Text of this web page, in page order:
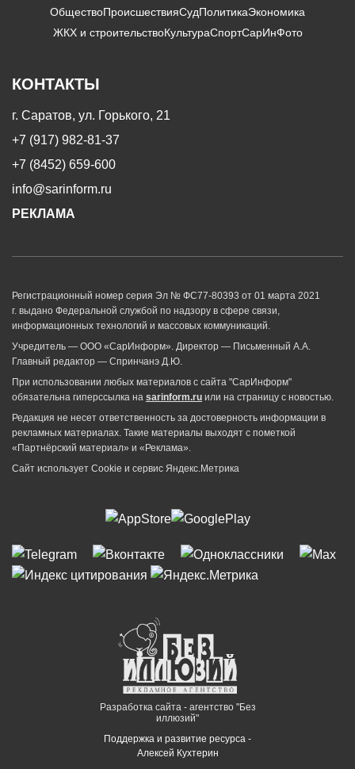
ОбществоПроисшествияСудПолитикаЭкономика
ЖКХ и строительствоКультураСпортСарИнФото
КОНТАКТЫ
г. Саратов, ул. Горького, 21
+7 (917) 982-81-37
+7 (8452) 659-600
info@sarinform.ru
РЕКЛАМА
Регистрационный номер серия Эл № ФС77-80393 от 01 марта 2021
г. выдано Федеральной службой по надзору в сфере связи,
информационных технологий и массовых коммуникаций.
Учредитель — ООО «СарИнформ». Директор — Письменный А.А.
Главный редактор — Спринчанэ Д.Ю.
При использовании любых материалов с сайта "СарИнформ"
обязательна гиперссылка на sarinform.ru или на страницу с новостью.
Редакция не несет ответственность за достоверность информации в
рекламных материалах. Такие материалы выходят с пометкой
«Партнёрский материал» и «Реклама».
Сайт использует Cookie и сервиc Яндекс.Метрика
Разработка сайта - агентство "Без
иллюзий"
Поддержка и развитие ресурса -
Алексей Кухтерин